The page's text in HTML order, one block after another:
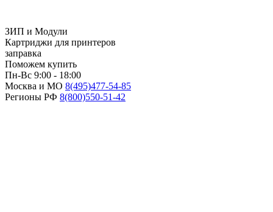
ЗИП и Модули
Картриджи для принтеров
заправка
Поможем купить
Пн-Вс 9:00 - 18:00
Москва и МО 8(495)477-54-85
Регионы РФ 8(800)550-51-42